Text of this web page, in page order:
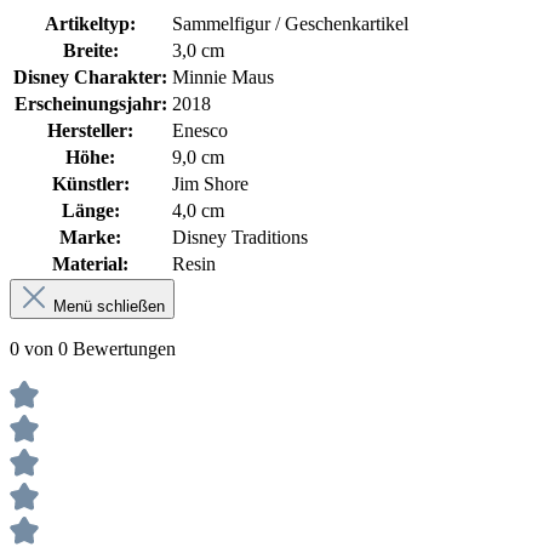
Artikeltyp:
Sammelfigur / Geschenkartikel
Breite:
3,0 cm
Disney Charakter: Minnie Maus
Erscheinungsjahr: 2018
Hersteller:
Enesco
Höhe:
9,0 cm
Künstler:
Jim Shore
Länge:
4,0 cm
Marke:
Disney Traditions
Material:
Resin
Menü schließen
0 von 0 Bewertungen